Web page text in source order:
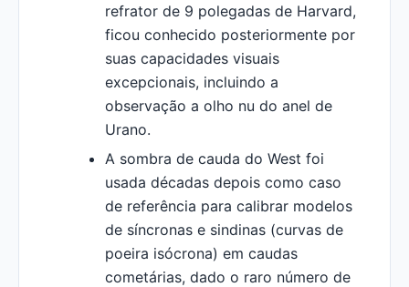
refrator de 9 polegadas de Harvard,
ficou conhecido posteriormente por
suas capacidades visuais
excepcionais, incluindo a
observação a olho nu do anel de
Urano.
A sombra de cauda do West foi
usada décadas depois como caso
de referência para calibrar modelos
de síncronas e sindinas (curvas de
poeira isócrona) em caudas
cometárias, dado o raro número de